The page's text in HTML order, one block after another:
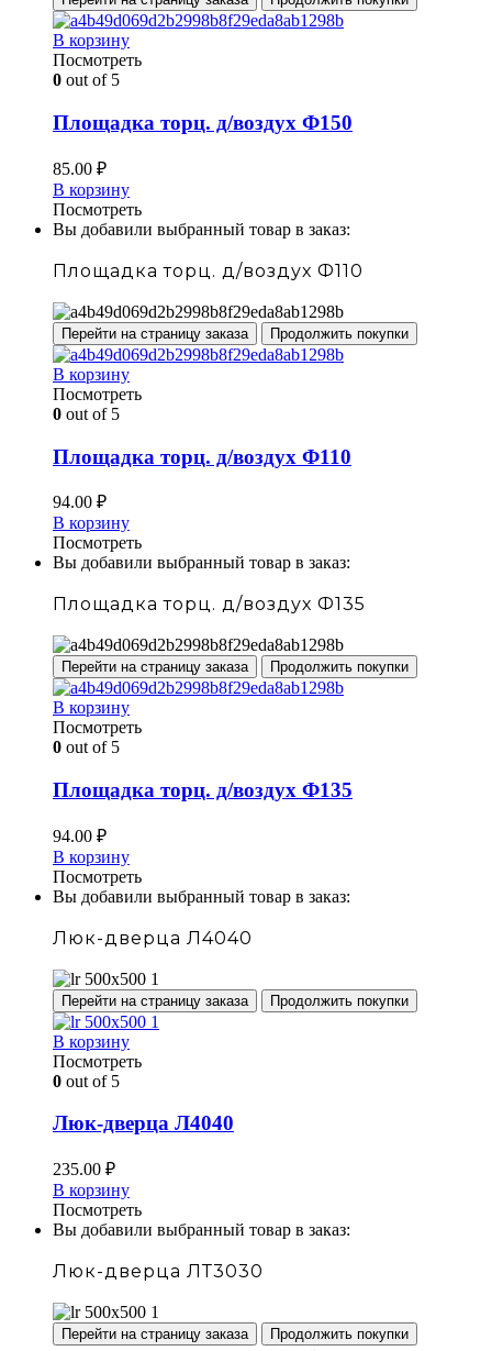
В корзину
Посмотреть
0 out of 5
Площадка торц. д/воздух Ф150
85.00 ₽
В корзину
Посмотреть
Вы добавили выбранный товар в заказ:
Площадка торц. д/воздух Ф110
Перейти на страницу заказа Продолжить покупки
В корзину
Посмотреть
0 out of 5
Площадка торц. д/воздух Ф110
94.00 ₽
В корзину
Посмотреть
Вы добавили выбранный товар в заказ:
Площадка торц. д/воздух Ф135
Перейти на страницу заказа Продолжить покупки
В корзину
Посмотреть
0 out of 5
Площадка торц. д/воздух Ф135
94.00 ₽
В корзину
Посмотреть
Вы добавили выбранный товар в заказ:
Люк-дверца Л4040
Перейти на страницу заказа Продолжить покупки
В корзину
Посмотреть
0 out of 5
Люк-дверца Л4040
235.00 ₽
В корзину
Посмотреть
Вы добавили выбранный товар в заказ:
Люк-дверца ЛТ3030
Перейти на страницу заказа Продолжить покупки